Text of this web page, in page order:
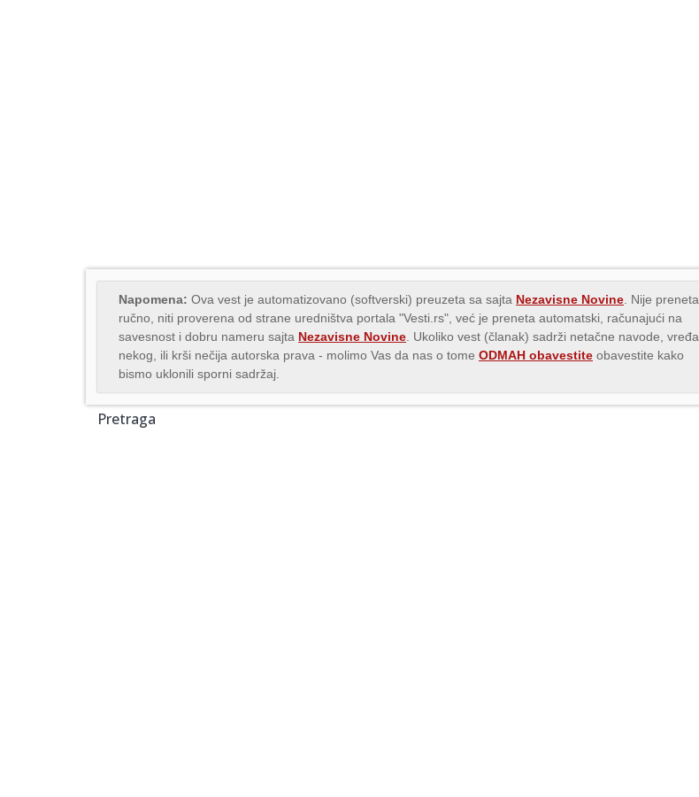
Napomena: Ova vest je automatizovano (softverski) preuzeta sa sajta Nezavisne Novine . Nije preneta
ručno, niti proverena od strane uredništva portala "Vesti.rs", već je preneta automatski, računajući na
savesnost i dobru nameru sajta Nezavisne Novine . Ukoliko vest (članak) sadrži netačne navode, vređa
nekog, ili krši nečija autorska prava - molimo Vas da nas o tome ODMAH obavestite obavestite kako
bismo uklonili sporni sadržaj.
Pretraga